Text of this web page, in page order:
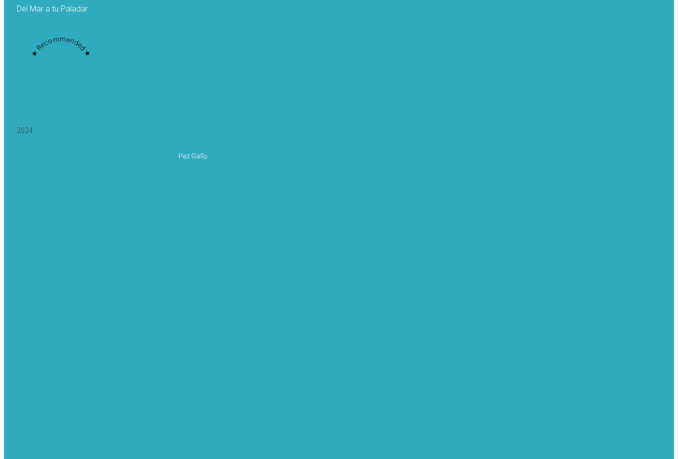
Del Mar a tu Paladar
★ Recommended ★
2024
Pez Gallo